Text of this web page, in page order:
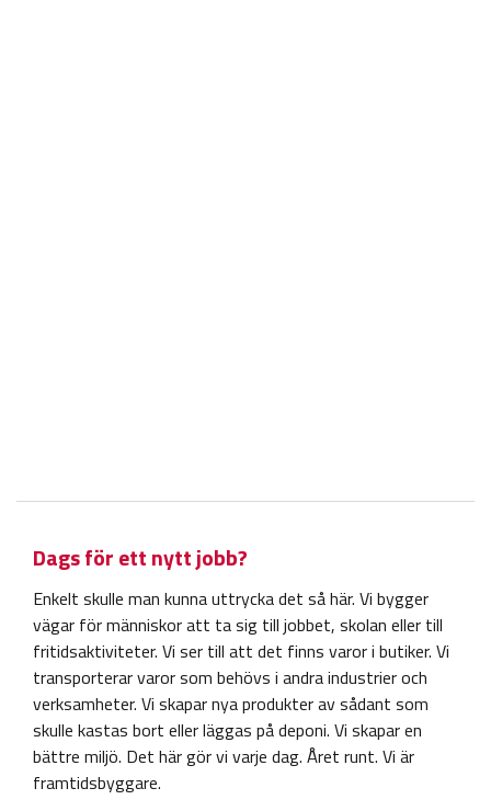
Dags för ett nytt jobb?
Enkelt skulle man kunna uttrycka det så här. Vi bygger
vägar för människor att ta sig till jobbet, skolan eller till
fritidsaktiviteter. Vi ser till att det finns varor i butiker. Vi
transporterar varor som behövs i andra industrier och
verksamheter. Vi skapar nya produkter av sådant som
skulle kastas bort eller läggas på deponi. Vi skapar en
bättre miljö. Det här gör vi varje dag. Året runt. Vi är
framtidsbyggare.